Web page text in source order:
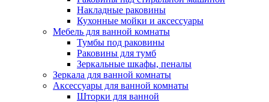
Накладные раковины
Кухонные мойки и аксессуары
Мебель для ванной комнаты
Тумбы под раковины
Раковины для тумб
Зеркальные шкафы, пеналы
Зеркала для ванной комнаты
Аксессуары для ванной комнаты
Шторки для ванной